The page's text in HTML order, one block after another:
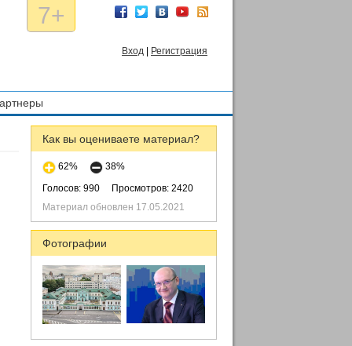
7+
Вход Регистрация
Как вы оцениваете материал?
62%
38%
Голосов: 990
Просмотров: 2420
Материал обновлен 17.05.2021
Фотографии